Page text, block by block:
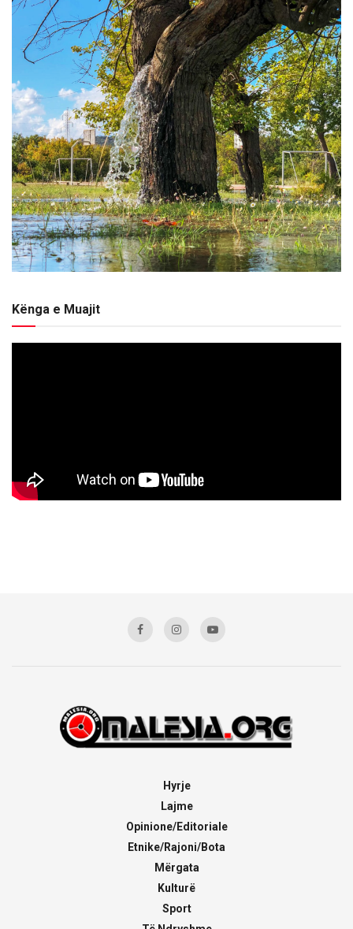
Kënga e Muajit
Hyrje
Lajme
Opinione/Editoriale
Etnike/Rajoni/Bota
Mërgata
Kulturë
Sport